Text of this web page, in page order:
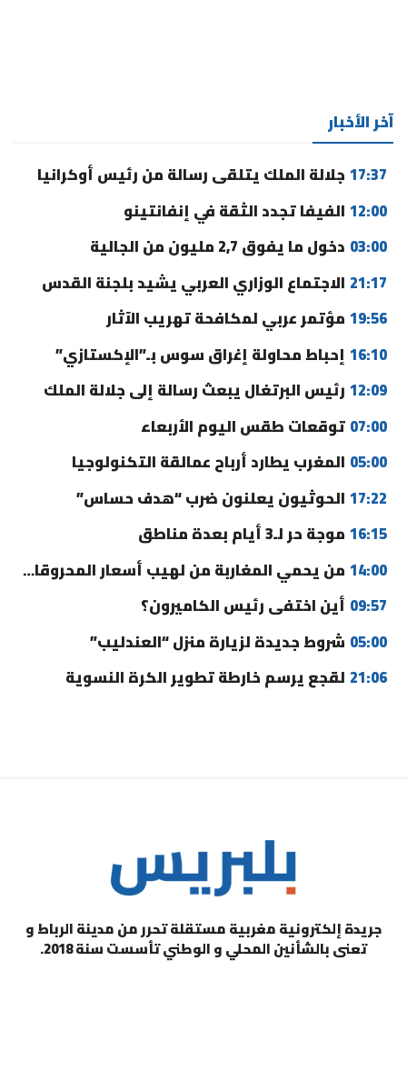
آخر الأخبار
17:37 جلالة الملك يتلقى رسالة من رئيس أوكرانيا
12:00 الفيفا تجدد الثقة في إنفانتينو
03:00 دخول ما يفوق 2,7 مليون من الجالية
21:17 الاجتماع الوزاري العربي يشيد بلجنة القدس
19:56 مؤتمر عربي لمكافحة تهريب الآثار
16:10 إحباط محاولة إغراق سوس بـ”الإكستازي”
12:09 رئيس البرتغال يبعث رسالة إلى جلالة الملك
07:00 توقعات طقس اليوم الأربعاء
05:00 المغرب يطارد أرباح عمالقة التكنولوجيا
17:22 الحوثيون يعلنون ضرب “هدف حساس”
16:15 موجة حر لـ3 أيام بعدة مناطق
14:00 من يحمي المغاربة من لهيب أسعار المحروقات؟
09:57 أين اختفى رئيس الكاميرون؟
05:00 شروط جديدة لزيارة منزل “العندليب”
21:06 لقجع يرسم خارطة تطوير الكرة النسوية
جريدة إلكترونية مغربية مستقلة تحرر من مدينة الرباط و
تعنى بالشأنين المحلي و الوطني تأسست سنة 2018.